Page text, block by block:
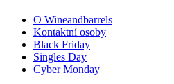
O Wineandbarrels
Kontaktní osoby
Black Friday
Singles Day
Cyber Monday